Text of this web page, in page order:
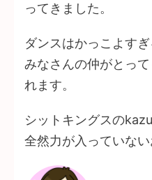
ってきました。
ダンスはかっこよす
みなさんの仲がとっ
れます。
シットキングスの
全然力が入っていない